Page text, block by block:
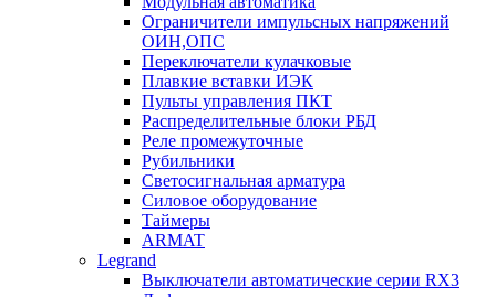
Ограничители импульсных напряжений
ОИН,ОПС
Переключатели кулачковые
Плавкие вставки ИЭК
Пульты управления ПКТ
Распределительные блоки РБД
Реле промежуточные
Рубильники
Светосигнальная арматура
Силовое оборудование
Таймеры
ARMAT
Legrand
Выключатели автоматические серии RX3